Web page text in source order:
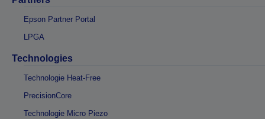
Epson Partner Portal
LPGA
Technologies
Technologie Heat-Free
PrecisionCore
Technologie Micro Piezo